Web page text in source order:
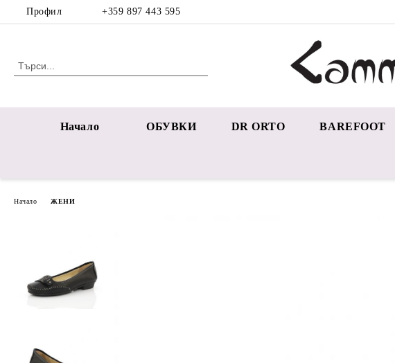
Профил +359 897 443 595
Начало ОБУВКИ DR ORTO BAREFOOT
Начало ЖЕНИ